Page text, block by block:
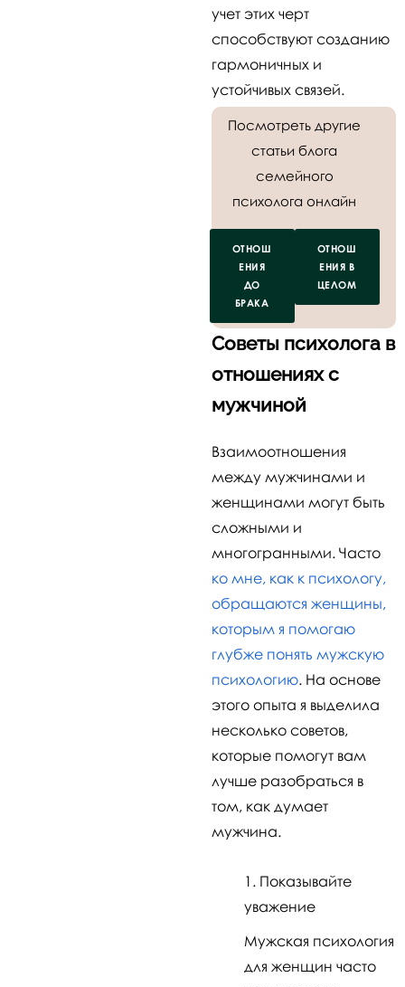
учет этих черт
способствуют созданию
гармоничных и
устойчивых связей.
Посмотреть другие
статьи блога
семейного
психолога онлайн
ОТНОШ
ЕНИЯ
ДО
БРАКА
ОТНОШ
ЕНИЯ В
ЦЕЛОМ
Советы психолога в
отношениях с
мужчиной
Взаимоотношения
между мужчинами и
женщинами могут быть
сложными и
многогранными. Часто
ко мне, как к психологу,
обращаются женщины,
которым я помогаю
глубже понять мужскую
психологию. На основе
этого опыта я выделила
несколько советов,
которые помогут вам
лучше разобраться в
том, как думает
мужчина.
Показывайте
уважение
Мужская психология
для женщин часто